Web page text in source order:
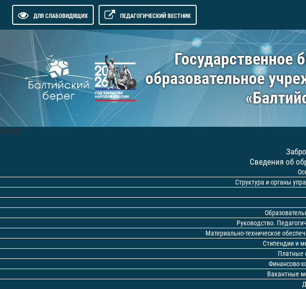
ДЛЯ СЛАБОВИДЯЩИХ ПЕДАГОГИЧЕСКИЙ ВЕСТНИК
Государственное
образовательное
МЕНЮ
Сведения об
Структура и органы
Руководство.
Материально-техническое
Стипендии и
Платные
Финансово-
Вакантные